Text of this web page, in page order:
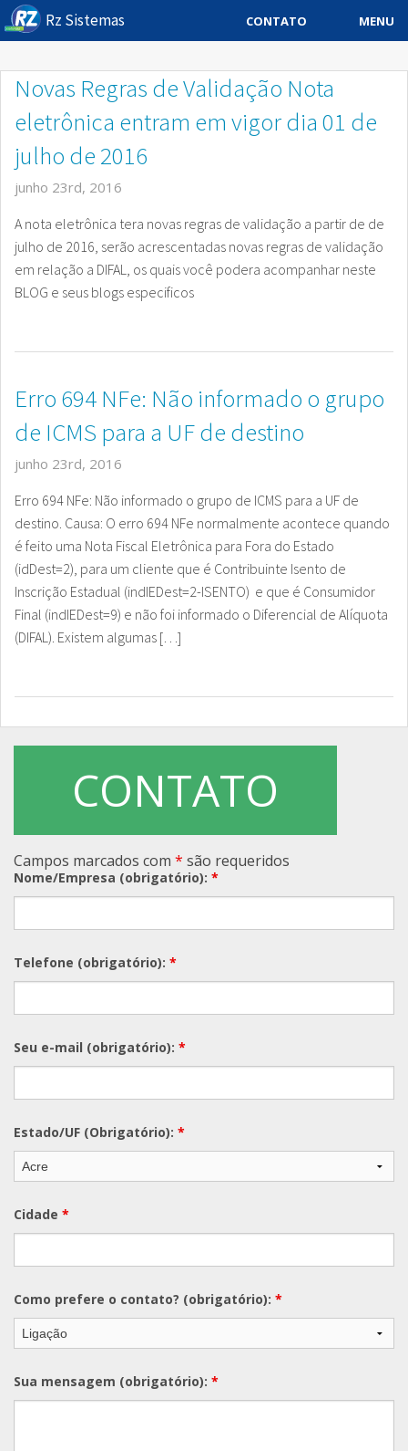
Rz Sistemas CONTATO MENU
Sistemas Especificos
Blog
Downloads
Sobre
Contato Rz Sistemas
Novas Regras de Validação Nota
eletrônica entram em vigor dia 01 de
julho de 2016
junho 23rd, 2016
A nota eletrônica tera novas regras de validação a partir de de
julho de 2016, serão acrescentadas novas regras de validação
em relação a DIFAL, os quais você podera acompanhar neste
BLOG e seus blogs especificos
Erro 694 NFe: Não informado o grupo
de ICMS para a UF de destino
junho 23rd, 2016
Erro 694 NFe: Não informado o grupo de ICMS para a UF de
destino. Causa: O erro 694 NFe normalmente acontece quando
é feito uma Nota Fiscal Eletrônica para Fora do Estado
(idDest=2), para um cliente que é Contribuinte Isento de
Inscrição Estadual (indIEDest=2-ISENTO) e que é Consumidor
Final (indIEDest=9) e não foi informado o Diferencial de Alíquota
(DIFAL). Existem algumas […]
CONTATO
Campos marcados com * são requeridos
Nome/Empresa (obrigatório): *
Telefone (obrigatório): *
Seu e-mail (obrigatório): *
Estado/UF (Obrigatório): *
Cidade *
Como prefere o contato? (obrigatório): *
Sua mensagem (obrigatório): *